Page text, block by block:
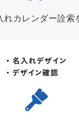
れカレンダー詮索